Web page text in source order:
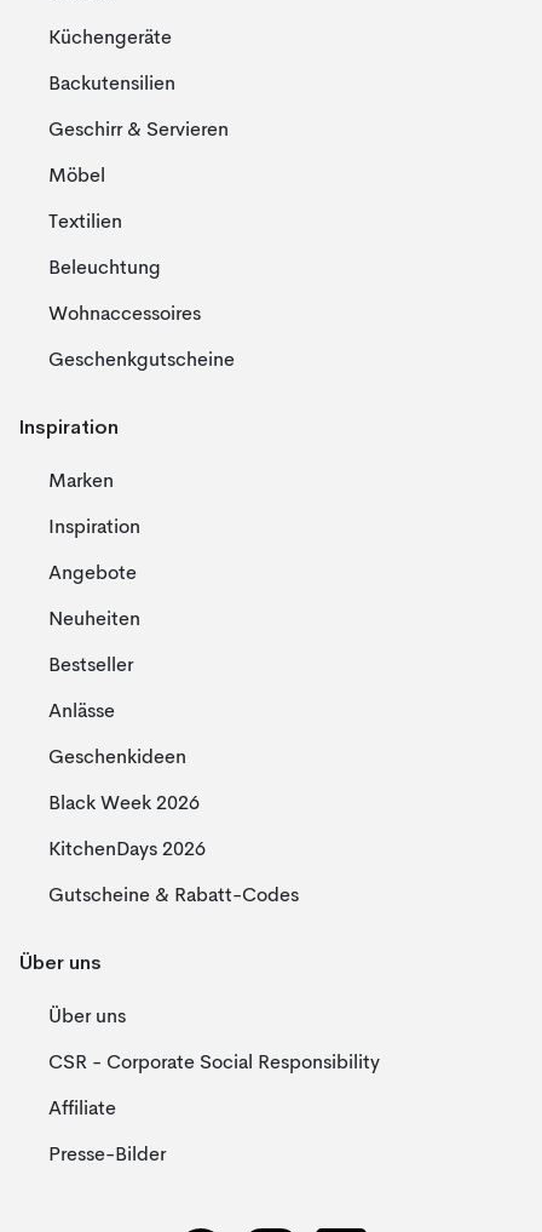
Küchengeräte
Backutensilien
Geschirr & Servieren
Möbel
Textilien
Beleuchtung
Wohnaccessoires
Geschenkgutscheine
Inspiration
Marken
Inspiration
Angebote
Neuheiten
Bestseller
Anlässe
Geschenkideen
Black Week 2026
KitchenDays 2026
Gutscheine & Rabatt-Codes
Über uns
Über uns
CSR - Corporate Social Responsibility
Affiliate
Presse-Bilder